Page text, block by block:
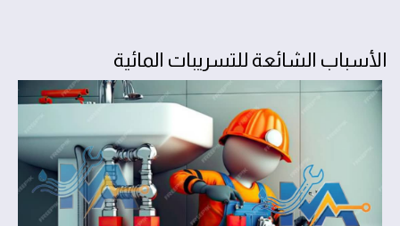
الأسباب الشائعة للتسريبات المائية